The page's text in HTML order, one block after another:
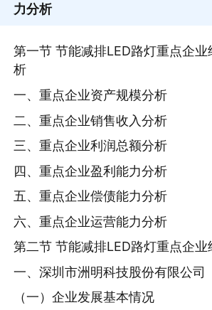
力分析
第一节 节能减排LED路灯重点企
析
一、重点企业资产规模分析
二、重点企业销售收入分析
三、重点企业利润总额分析
四、重点企业盈利能力分析
五、重点企业偿债能力分析
六、重点企业运营能力分析
第二节 节能减排LED路灯重点企
一、深圳市洲明科技股份有限公司
（一）企业发展基本情况